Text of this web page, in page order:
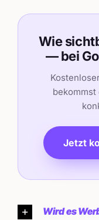
Wie
— bei
Jetzt
Wird es